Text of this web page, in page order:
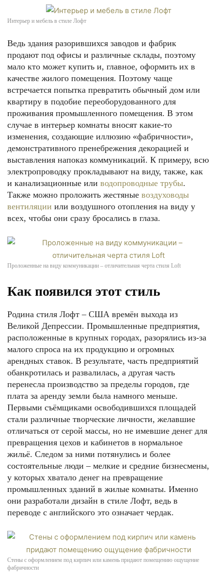
Интерьер и мебель в стиле Лофт
Ведь здания разорившихся заводов и фабрик
продают под офисы и различные склады, поэтому
мало кто может купить и, главное, оформить их в
качестве жилого помещения. Поэтому чаще
встречается попытка превратить обычный дом или
квартиру в подобие переоборудованного для
проживания промышленного помещения. В этом
случае в интерьер комнаты вносят какие-то
изменения, создающие иллюзию «фабричности»,
демонстративного пренебрежения декорацией и
выставления напоказ коммуникаций. К примеру, всю
электропроводку прокладывают на виду, также, как
и канализационные или водопроводные трубы.
Также можно проложить жестяные воздуховоды
вентиляции или воздушного отопления на виду у
всех, чтобы они сразу бросались в глаза.
Проложенные на виду коммуникации – отличительная черта стиля Loft
Как появился этот стиль
Родина стиля Лофт – США времён выхода из
Великой Депрессии. Промышленные предприятия,
расположенные в крупных городах, разорялись из-за
малого спроса на их продукцию и огромных
арендных ставок. В результате, часть предприятий
обанкротилась и развалилась, а другая часть
перенесла производство за пределы городов, где
плата за аренду земли была намного меньше.
Первыми съёмщиками освободившихся площадей
стали различные творческие личности, желавшие
отличаться от серой массы, но не имевшие денег для
превращения цехов и кабинетов в нормальное
жильё. Следом за ними потянулись и более
состоятельные люди – мелкие и средние бизнесмены,
у которых хватало денег на превращение
промышленных зданий в жилые комнаты. Именно
они разработали дизайн в стиле Лофт, ведь в
переводе с английского это означает чердак.
Стены с оформлением под кирпич или камень придают помещению ощущение
фабричности